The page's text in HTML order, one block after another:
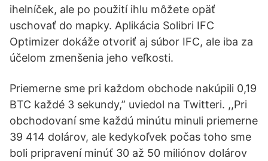
ihelníček, ale po použití ihlu môžete opäť
uschovať do mapky. Aplikácia Solibri IFC
Optimizer dokáže otvoriť aj súbor IFC, ale iba za
účelom zmenšenia jeho veľkosti.
Priemerne sme pri každom obchode nakúpili 0,19
BTC každé 3 sekundy,” uviedol na Twitteri. ,,Pri
obchodovaní sme každú minútu minuli priemerne
39 414 dolárov, ale kedykoľvek počas toho sme
boli pripravení minúť 30 až 50 miliónov dolárov